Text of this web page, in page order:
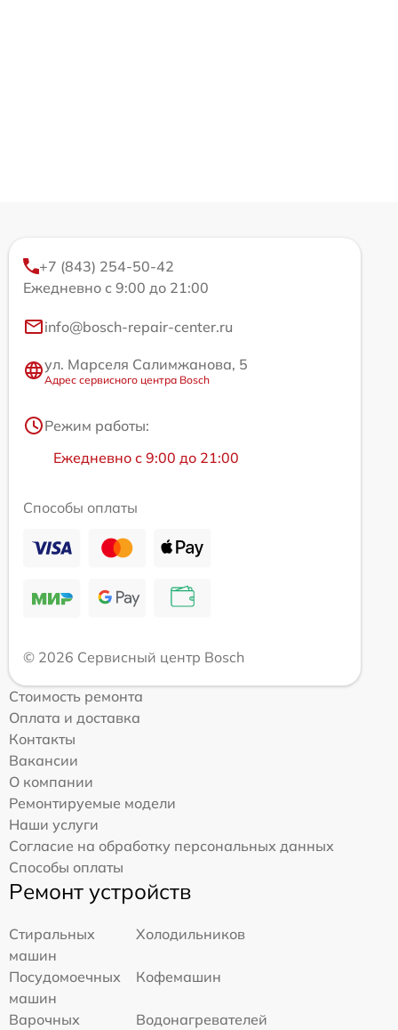
+7 (843) 254-50-42
Ежедневно с 9:00 до 21:00
info@bosch-repair-center.ru
ул. Марселя Салимжанова, 5
Адрес сервисного центра Bosch
Режим работы:
Ежедневно с 9:00 до 21:00
Способы оплаты
© 2026 Сервисный центр Bosch
Стоимость ремонта
Оплата и доставка
Контакты
Вакансии
О компании
Ремонтируемые модели
Наши услуги
Согласие на обработку персональных данных
Способы оплаты
Ремонт устройств
Стиральных
машин
Холодильников
Посудомоечных
машин
Кофемашин
Варочных
Водонагревателей